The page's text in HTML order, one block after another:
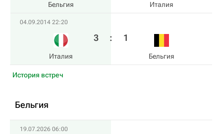
Бельгия Италия
04.09.2014 22:20
Италия
3 : 1
Бельгия
История встреч
Бельгия
19.07.2026 06:00